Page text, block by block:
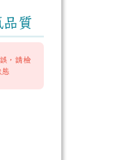
質
，請檢
態